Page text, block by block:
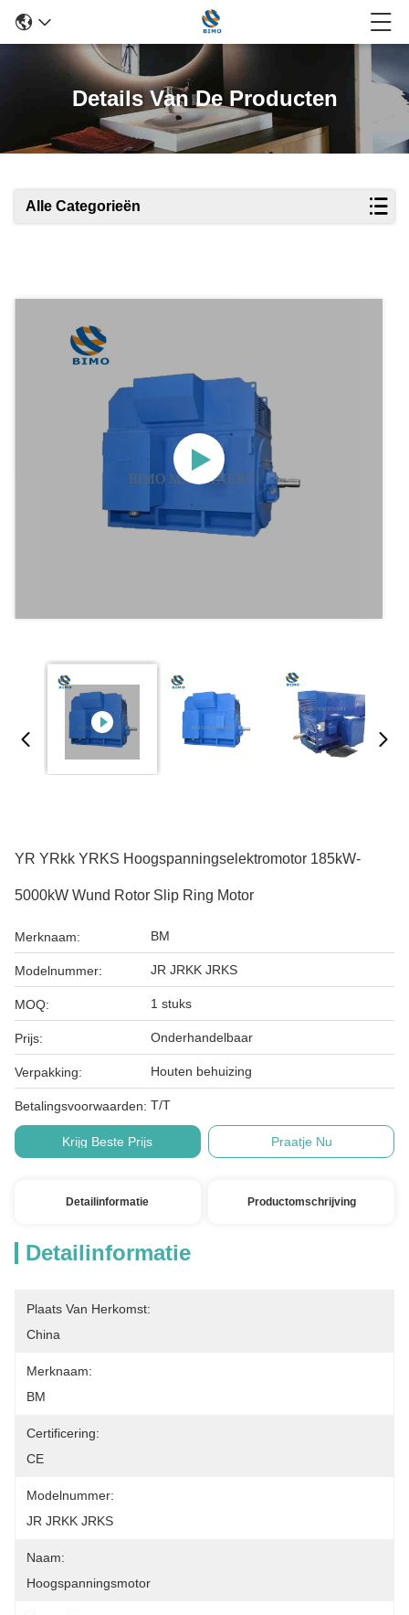
Details Van De Producten
Alle Categorieën
YR YRkk YRKS Hoogspanningselektromotor 185kW-
5000kW Wund Rotor Slip Ring Motor
Merknaam: BM
Modelnummer: JR JRKK JRKS
MOQ: 1 stuks
Prijs: Onderhandelbaar
Verpakking: Houten behuizing
Betalingsvoorwaarden: T/T
Krijg Beste Prijs Praatje Nu
Detailinformatie Productomschrijving
Detailinformatie
Plaats Van Herkomst:
China
Merknaam:
BM
Certificering:
CE
Modelnummer:
JR JRKK JRKS
Naam:
Hoogspanningsmotor